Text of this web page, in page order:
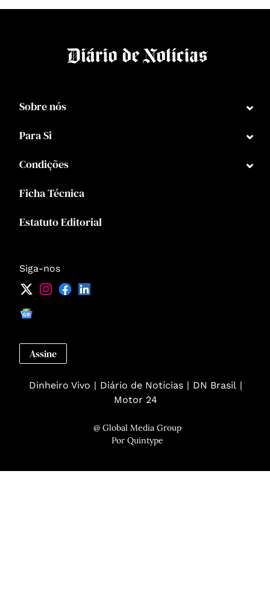
Siga-nos
Assine
Sobre nós ⌄
Para Si ⌄
Condições ⌄
Ficha Técnica
Estatuto Editorial
Dinheiro Vivo Diário de Notícias
DN Brasil
Motor 24
@ Global Media Group
PorQuintype